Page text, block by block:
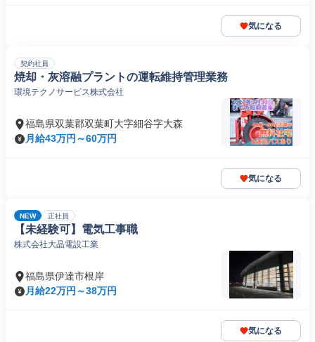
気になる
契約社員
焼却・灰溶融プラントの運転維持管理業務
環境テクノサービス株式会社
福島県双葉郡双葉町大字細谷字大森
月給43万円～60万円
気になる
NEW 正社員
【未経験可】電気工事職
株式会社大晶電設工業
福島県伊達市根岸
月給22万円～38万円
気になる